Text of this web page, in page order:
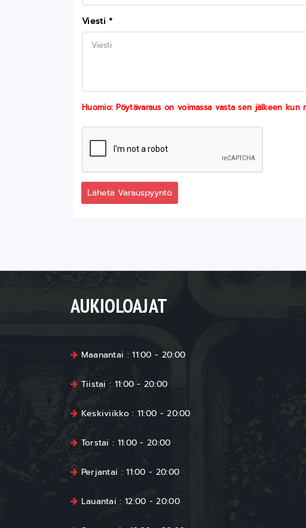
Viesti *
Huomio: Pöytävaraus on voimassa vasta sen jälkeen
Lähetä Varauspyyntö
AUKIOLOAJAT
Maanantai : 11:00 - 20:00
Tiistai : 11:00 - 20:00
Keskiviikko : 11:00 - 20:00
Torstai : 11:00 - 20:00
Perjantai : 11:00 - 20:00
Lauantai : 12:00 - 20:00